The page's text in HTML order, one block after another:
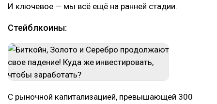
И ключевое — мы всё ещё на ранней стадии.
Стейблкоины:
С рыночной капитализацией, превышающей 300